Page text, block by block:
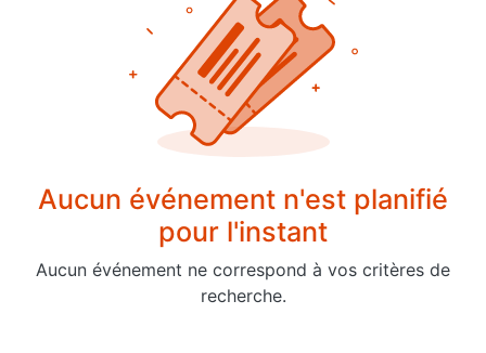
Aucun événement n'est planifié
pour l'instant
Aucun événement ne correspond à vos critères de
recherche.